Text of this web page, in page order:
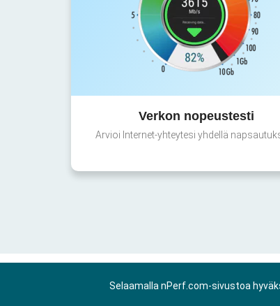
Verkon nopeustesti
Arvioi Internet-yhteytesi yhdellä
Selaamalla nPerf.com-sivustoa